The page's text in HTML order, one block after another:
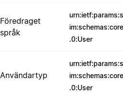
Föredraget
språk
.0:User
Användartyp
.0:User